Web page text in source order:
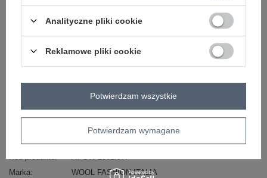
Zobacz wszystkie kolory (+4)
ZALOGUJ SIĘ I ZOBACZ CENĘ
+48 601 547 740 Zadaj pytanie
skład materiału : 100% poliester
sposób prania : pranie ręczne
Kod produktu
AT-SW-2382.97P
Marka
WOOL FASHION ITALIA
Analityczne pliki cookie
Reklamowe pliki cookie
Potwierdzam wymagane
Potwierdzam wszystkie